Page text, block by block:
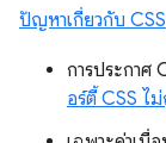
ปัญหาเกี่ยวกับ CSS
การประกาศ
อร์ตี้ CSS ไ